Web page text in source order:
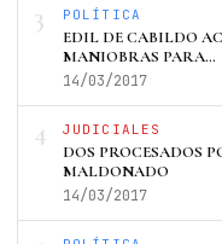
3 POLÍTICA
EDIL DE CABILDO
MANIOBRAS PARA…
14/03/2017
4 JUDICIALES
DOS PROCESADOS
MALDONADO
14/03/2017